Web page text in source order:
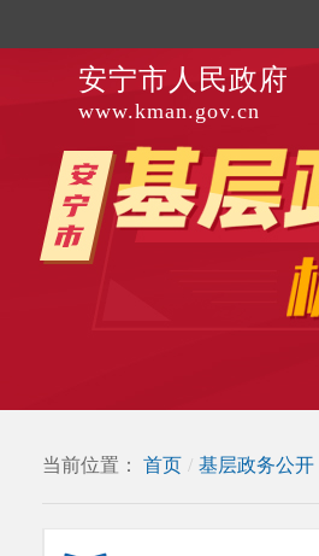
安宁市人民政府
www.kman.gov.cn
当前位置： 首页 / 基层政务公开